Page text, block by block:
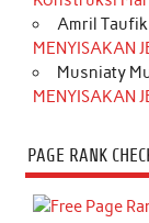
Amril
MENYISAKAN
Musniaty
MENYISAKAN
PAGE RANK